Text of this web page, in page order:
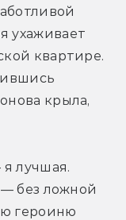
ухаживает
квартире.
крыла,
лучшая.
— без ложной
героиню